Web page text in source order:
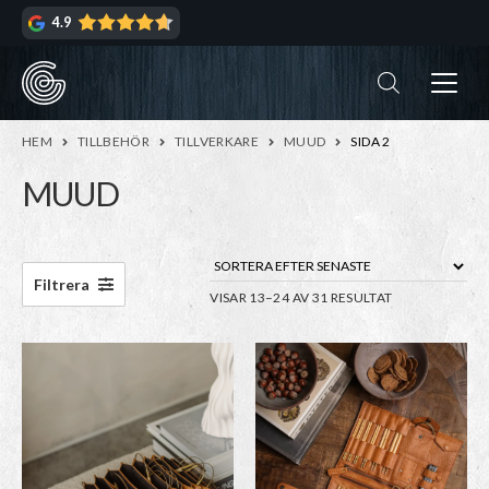
Hoppa
navigering
Hoppa
innehåll
4.9
HEM TILLBEHÖR TILLVERKARE MUUD SIDA 2
MUUD
VISAR 13–24 AV 31 RESULTATSORTERA
Filtrera
Den
produkten
har
flera
varianter.
Den
här
produkten
har
flera
varianter.